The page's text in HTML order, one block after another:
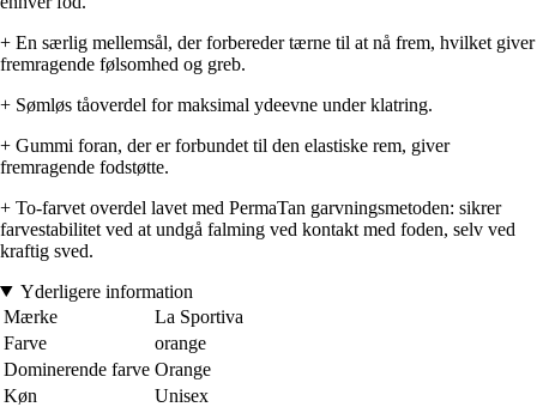
+ En særlig mellemsål, der forbereder tærne til at nå frem, hvilket giver
fremragende følsomhed og greb.
+ Sømløs tåoverdel for maksimal ydeevne under klatring.
+ Gummi foran, der er forbundet til den elastiske rem, giver
fremragende fodstøtte.
+ To-farvet overdel lavet med PermaTan garvningsmetoden: sikrer
farvestabilitet ved at undgå falming ved kontakt med foden, selv ved
kraftig sved.
Yderligere information
Mærke
La Sportiva
Farve
orange
Dominerende farve Orange
Køn
Unisex